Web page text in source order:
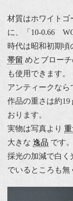
材質はホワイトゴ
に、「10-0.66
時代は昭和初期頃
帯留 めとブロー
も使用できます。
アンティークなら
作品の重さは約
おります。
実物は写真より
大きな 逸品 です。
採光の加減で白く
でいるところも無